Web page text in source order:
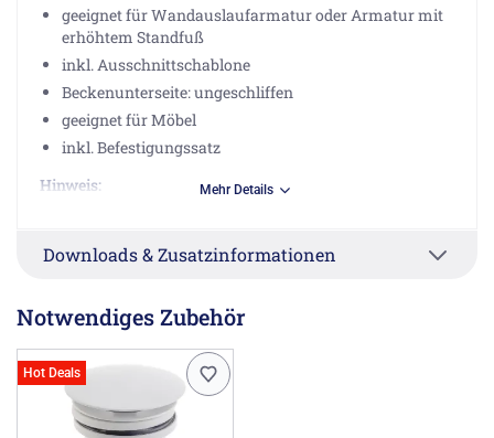
geeignet für Wandauslaufarmatur oder Armatur mit
erhöhtem Standfuß
inkl. Ausschnittschablone
Beckenunterseite: ungeschliffen
geeignet für Möbel
inkl. Befestigungssatz
Hinweis:
Villeroy & Boch AG, Postfach 1120, 66688 Mettlach DE,
information@villeroy-boch.com
Mehr Details
Downloads & Zusatzinformationen
Notwendiges Zubehör
Hot Deals